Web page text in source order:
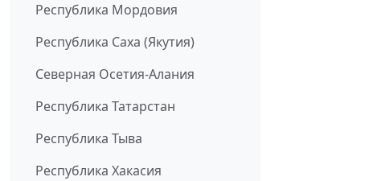
Республика Мордовия
Республика Саха (Якутия)
Северная Осетия-Алания
Республика Татарстан
Республика Тыва
Республика Хакасия